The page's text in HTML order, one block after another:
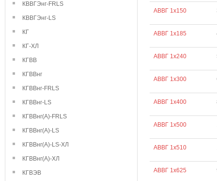
КВВГЭнг-FRLS
КВВГЭнг-LS
КГ
КГ-ХЛ
КГВВ
КГВВнг
КГВВнг-FRLS
КГВВнг-LS
КГВВнг(А)-FRLS
КГВВнг(А)-LS
КГВВнг(А)-LS-ХЛ
КГВВнг(А)-ХЛ
КГВЭВ
АВВГ 1х150
АВВГ 1х185
АВВГ 1х240
АВВГ 1х300
АВВГ 1х400
АВВГ 1х500
АВВГ 1х510
АВВГ 1х625